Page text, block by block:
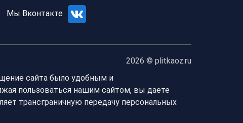
Мы Вконтакте
2026 © plitkaoz.ru
сайта было удобным и
пользоваться нашим сайтом, вы даете
трансграничную передачу персональных